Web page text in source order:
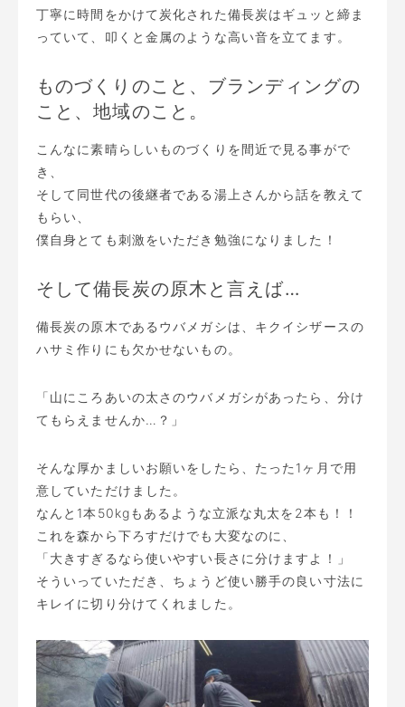
丁寧に時間をかけて炭化された備長炭はギュッと締ま
っていて、叩くと金属のような高い音を立てます。
ものづくりのこと、ブランディングの
こと、地域のこと。
こんなに素晴らしいものづくりを間近で見る事がで
き、
そして同世代の後継者である湯上さんから話を教えて
もらい、
僕自身とても刺激をいただき勉強になりました！
そして備長炭の原木と言えば…
備長炭の原木であるウバメガシは、キクイシザースの
ハサミ作りにも欠かせないもの。
「山にころあいの太さのウバメガシがあったら、分け
てもらえませんか…？」
そんな厚かましいお願いをしたら、たった1ヶ月で用
意していただけました。
なんと1本50kgもあるような立派な丸太を2本も！！
これを森から下ろすだけでも大変なのに、
「大きすぎるなら使いやすい長さに分けますよ！」
そういっていただき、ちょうど使い勝手の良い寸法に
キレイに切り分けてくれました。